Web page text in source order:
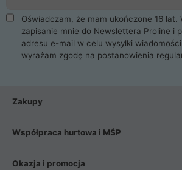
Oświadczam, że mam ukończone 16 lat.
zapisanie mnie do Newslettera Proline i
adresu e-mail w celu wysyłki
wyrażam zgodę na postanowienia
Zakupy
Współpraca hurtowa i MŚP
Okazja i promocja